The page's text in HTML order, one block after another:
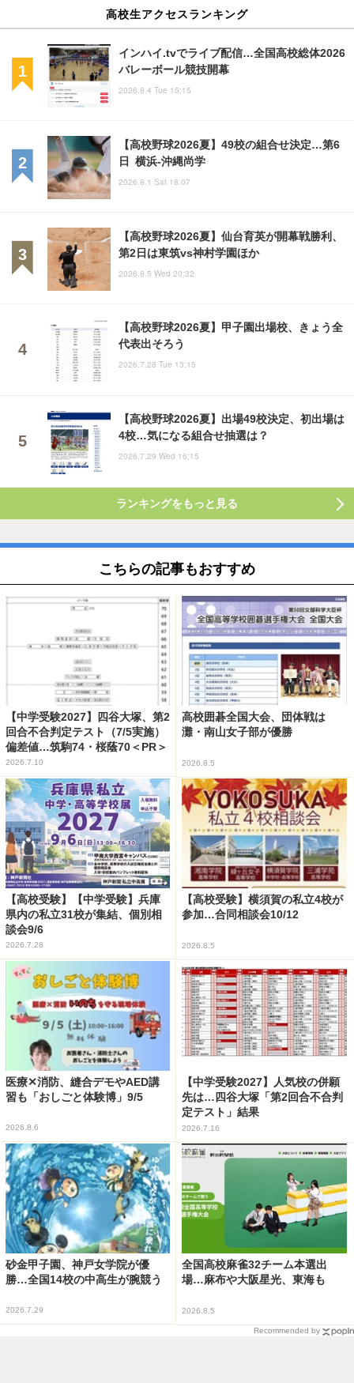
高校生アクセスランキング
インハイ.tvでライブ配信…全国高校総体2026
バレーボール競技開幕
2026.8.4 Tue 15:15
【高校野球2026夏】49校の組合せ決定…第6
日 横浜-沖縄尚学
2026.8.1 Sat 18:07
【高校野球2026夏】仙台育英が開幕戦勝利、
第2日は東筑vs神村学園ほか
2026.8.5 Wed 20:32
【高校野球2026夏】甲子園出場校、きょう全
代表出そろう
2026.7.28 Tue 13:15
【高校野球2026夏】出場49校決定、初出場は
4校…気になる組合せ抽選は？
2026.7.29 Wed 16:15
ランキングをもっと見る
こちらの記事もおすすめ
【中学受験2027】四谷大塚、第2
回合不合判定テスト（7/5実施）
偏差値…筑駒74・桜蔭70＜PR＞
2026.7.10
高校囲碁全国大会、団体戦は
灘・南山女子部が優勝
2026.8.5
【高校受験】【中学受験】兵庫
県内の私立31校が集結、個別相
談会9/6
2026.7.28
【高校受験】横須賀の私立4校が
参加…合同相談会10/12
2026.8.5
医療✕消防、縫合デモやAED講
習も「おしごと体験博」9/5
2026.8.6
【中学受験2027】人気校の併願
先は…四谷大塚「第2回合不合判
定テスト」結果
2026.7.16
砂金甲子園、神戸女学院が優
勝…全国14校の中高生が腕競う
2026.7.29
全国高校麻雀32チーム本選出
場…麻布や大阪星光、東海も
2026.8.5
Recommended by